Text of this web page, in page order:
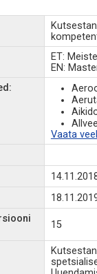
ET:
EN:
Vaata veel
15